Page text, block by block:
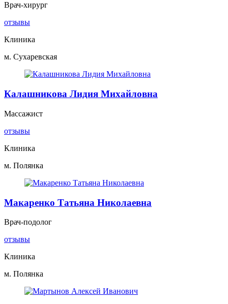
Врач-хирург
отзывы
Клиника
м. Сухаревская
Калашникова Лидия Михайловна
Массажист
отзывы
Клиника
м. Полянка
Макаренко Татьяна Николаевна
Врач-подолог
отзывы
Клиника
м. Полянка